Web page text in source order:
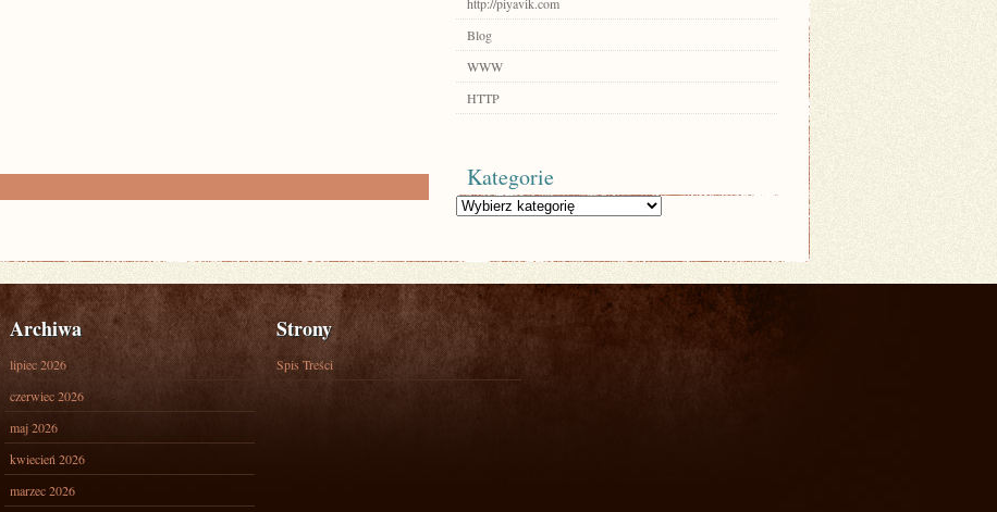
Blog
WWW
HTTP
Kategorie
Kategorie
Archiwa
lipiec 2026
czerwiec 2026
maj 2026
kwiecień 2026
marzec 2026
Strony
Spis Treści